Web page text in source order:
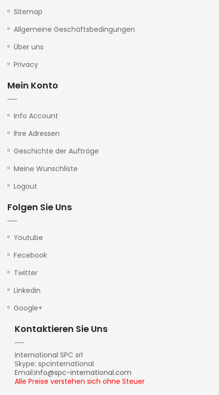
Sitemap
Allgemeine Geschäftsbedingungen
Über uns
Privacy
Mein Konto
Info Account
Ihre Adressen
Geschichte der Aufträge
Meine Wunschliste
Logout
Folgen Sie Uns
Youtube
Fecebook
Twitter
Linkedin
Google+
Kontaktieren Sie Uns
International SPC srl
Skype: spcinternational
Email:info@spc-international.com
Alle Preise verstehen sich ohne Steuer